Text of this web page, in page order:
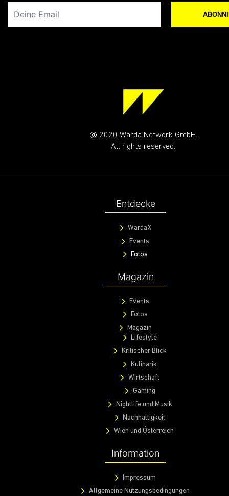
@ 2020 Warda Network GmbH.
All rights reserved.
Entdecke
WardaX
Events
Fotos
Magazin
Events
Fotos
Magazin
Lifestyle
Kritischer Blick
Kulinarik
Wirtschaft
Gaming
Nightlife und Musik
Nachhaltigkeit
Wien und Österreich
Information
Impressum
Allgemeine Nutzungsbedingungen